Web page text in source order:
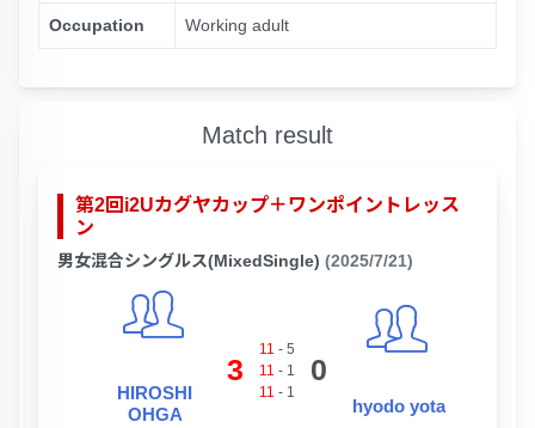
Occupation Working adult
Match result
第2回i2Uカグヤカップ＋ワンポイントレッス
ン
男女混合シングルス(MixedSingle) (2025/7/21)
HIROSHI
OHGA
3
11 - 5
11 - 1
11 - 1
0
hyodo yota